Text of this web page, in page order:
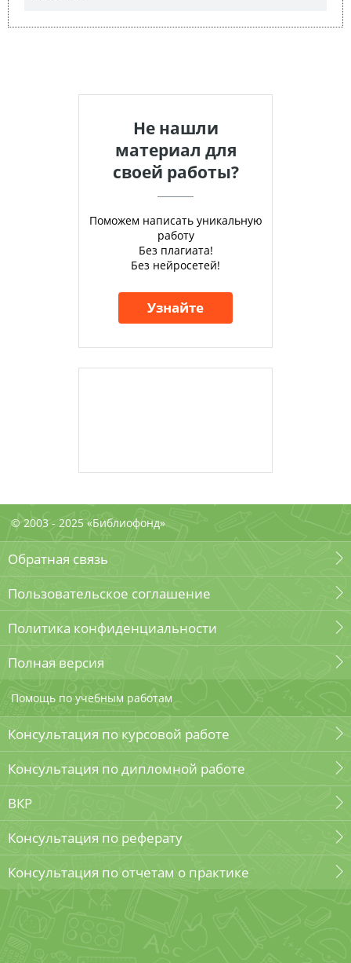
Не нашли
материал для
своей работы?
Поможем написать уникальную
работу
Без плагиата!
Без нейросетей!
Узнайте
© 2003 - 2025 «Библиофонд»
Обратная связь
Пользовательское соглашение
Политика конфиденциальности
Полная версия
Помощь по учебным работам
Консультация по курсовой работе
Консультация по дипломной работе
ВКР
Консультация по реферату
Консультация по отчетам о практике